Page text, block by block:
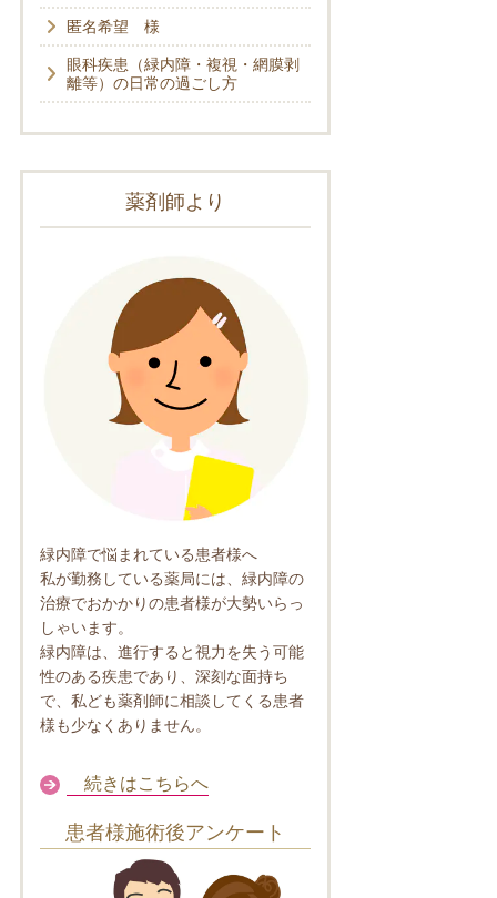
匿名希望 様
眼科疾患（緑内障・複視・網膜剥
離等）の日常の過ごし方
薬剤師より
緑内障で悩まれている患者様へ
私が勤務している薬局には、緑内障の
治療でおかかりの患者様が大勢いらっ
しゃいます。
緑内障は、進行すると視力を失う可能
性のある疾患であり、深刻な面持ち
で、私ども薬剤師に相談してくる患者
様も少なくありません。
続きはこちらへ
患者様施術後アンケート